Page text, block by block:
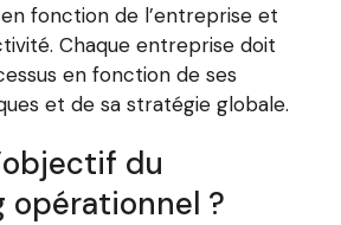
fonction de l’entreprise et
Chaque entreprise doit
en fonction de ses
et de sa stratégie globale.
du
opérationnel ?